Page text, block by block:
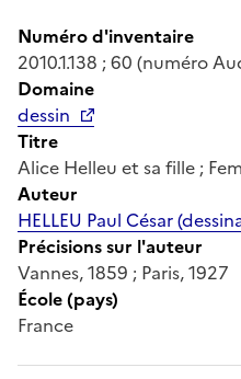
Numéro d'inventaire
2010.1.138 ; 60 (numéro
Domaine
dessin
Titre
Alice Helleu et sa fille ;
Auteur
HELLEU Paul César
Précisions sur l'auteur
Vannes, 1859 ; Paris, 1927
École (pays)
France